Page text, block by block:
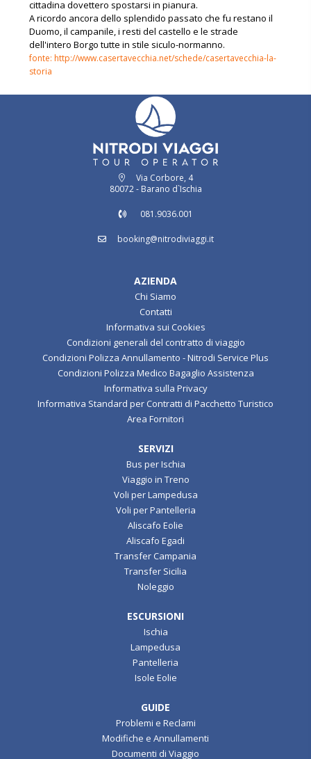
cittadina dovettero spostarsi in pianura.
A ricordo ancora dello splendido passato che fu restano il
Duomo, il campanile, i resti del castello e le strade
dell'intero Borgo tutte in stile siculo-normanno.
fonte: http://www.casertavecchia.net/schede/casertavecchia-la-
storia
Via Corbore, 4
80072 - Barano d`Ischia
081.9036.001
booking@nitrodiviaggi.it
AZIENDA
Chi Siamo
Contatti
Informativa sui Cookies
Condizioni generali del contratto di viaggio
Condizioni Polizza Annullamento - Nitrodi Service Plus
Condizioni Polizza Medico Bagaglio Assistenza
Informativa sulla Privacy
Informativa Standard per Contratti di Pacchetto Turistico
Area Fornitori
SERVIZI
Bus per Ischia
Viaggio in Treno
Voli per Lampedusa
Voli per Pantelleria
Aliscafo Eolie
Aliscafo Egadi
Transfer Campania
Transfer Sicilia
Noleggio
ESCURSIONI
Ischia
Lampedusa
Pantelleria
Isole Eolie
GUIDE
Problemi e Reclami
Modifiche e Annullamenti
Documenti di Viaggio